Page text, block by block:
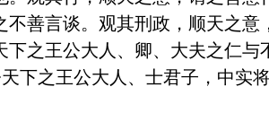
不善言谈。观其刑政，顺天之
下之王公大人、卿、大夫之仁与
下之王公大人、士君子，中实